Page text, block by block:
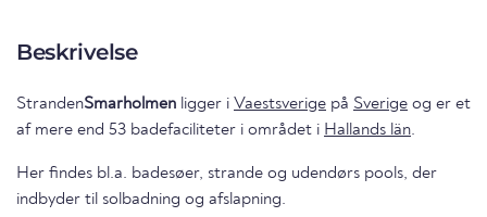
Beskrivelse
StrandenSmarholmen ligger i Vaestsverige på Sverige og er et
af mere end 53 badefaciliteter i området i Hallands län.
Her findes bl.a. badesøer, strande og udendørs pools, der
indbyder til solbadning og afslapning.